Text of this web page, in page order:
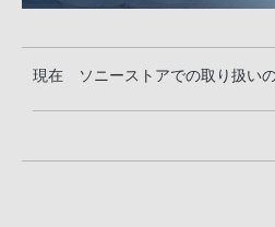
現在 ソニーストアでの取り扱い